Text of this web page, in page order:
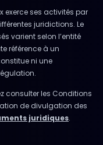
exerce ses activités par
juridictions. Le
varient selon l’entité
référence à un
ni une
consulter les Conditions
de divulgation des
juridiques.